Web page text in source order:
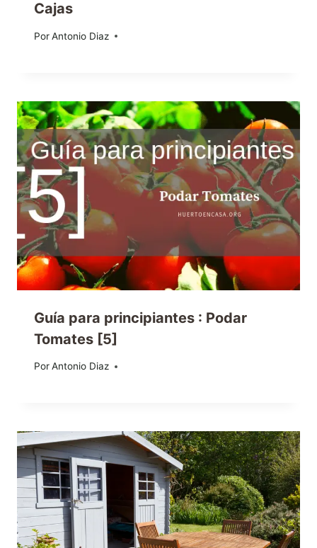
Cajas
PorAntonio Diaz
09/06/2015
Guía para principiantes : Podar
Tomates [5]
PorAntonio Diaz
17/06/2013